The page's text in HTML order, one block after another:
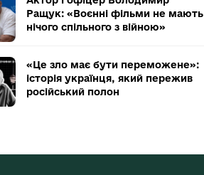
Ращук: «Воєнні фільми не мають
нічого спільного з війною»
«Це зло має бути переможене»:
історія українця, який пережив
російський полон